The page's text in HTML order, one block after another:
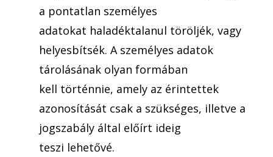
a pontatlan személyes
adatokat haladéktalanul töröljék, vagy
helyesbítsék. A személyes adatok
tárolásának olyan formában
kell történnie, amely az érintettek
azonosítását csak a szükséges, illetve a
jogszabály által előírt ideig
teszi lehetővé.